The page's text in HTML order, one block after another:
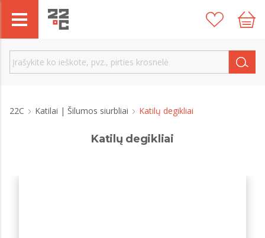
22C Katilai | Šilumos siurbliai Katilų degikliai
Katilų degikliai